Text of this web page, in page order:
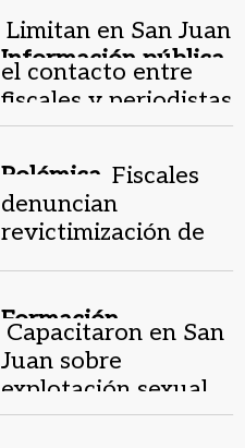
judicial
Información pública.
Limitan en San Juan
el contacto entre
fiscales y periodistas
Polémica. Fiscales
denuncian
revictimización de
Formación.
Capacitaron en San
Juan sobre
explotación sexual
infantil en internet